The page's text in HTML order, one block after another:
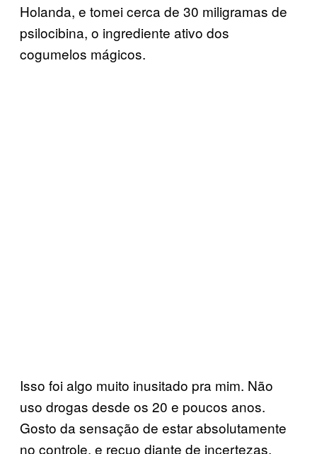
Holanda, e tomei cerca de 30 miligramas de
psilocibina, o ingrediente ativo dos
cogumelos mágicos.
Isso foi algo muito inusitado pra mim. Não
uso drogas desde os 20 e poucos anos.
Gosto da sensação de estar absolutamente
no controle, e recuo diante de incertezas.